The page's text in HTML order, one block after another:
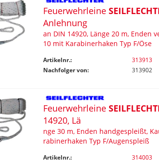
Feuerwehrleine
Anlehnung
an DIN 14920, Länge 20 m, Enden
10 mit Karabinerhaken Typ F/Öse
Artikelnr.:
313913
Nachfolger von:
313902
Feuerwehrleine
14920, Lä
nge 30 m, Enden handgespleißt,
rabinerhaken Typ F/Augenspleiß
Artikelnr.: 314003